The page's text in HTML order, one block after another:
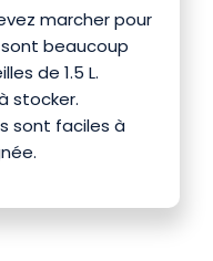
marcher pour
beaucoup
de 1.5 L.
stocker.
sont faciles à